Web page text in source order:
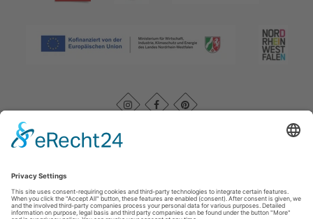
Rothaarsteigverein e. V. Im Ohle 12 57392 Schmallenberg